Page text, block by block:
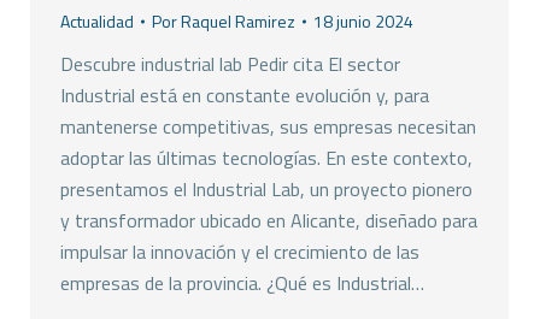
Actualidad PorRaquel Ramirez 18 junio 2024
Descubre industrial lab Pedir cita El sector
Industrial está en constante evolución y, para
mantenerse competitivas, sus empresas necesitan
adoptar las últimas tecnologías. En este contexto,
presentamos el Industrial Lab, un proyecto pionero
y transformador ubicado en Alicante, diseñado para
impulsar la innovación y el crecimiento de las
empresas de la provincia. ¿Qué es Industrial…